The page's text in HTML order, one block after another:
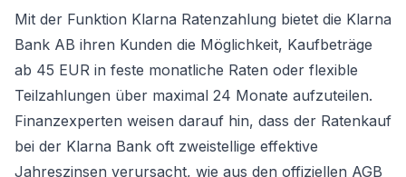
Mit der Funktion Klarna Ratenzahlung bietet die Klarna
Bank AB ihren Kunden die Möglichkeit, Kaufbeträge
ab 45 EUR in feste monatliche Raten oder flexible
Teilzahlungen über maximal 24 Monate aufzuteilen.
Finanzexperten weisen darauf hin, dass der Ratenkauf
bei der Klarna Bank oft zweistellige effektive
Jahreszinsen verursacht, wie aus den offiziellen AGB